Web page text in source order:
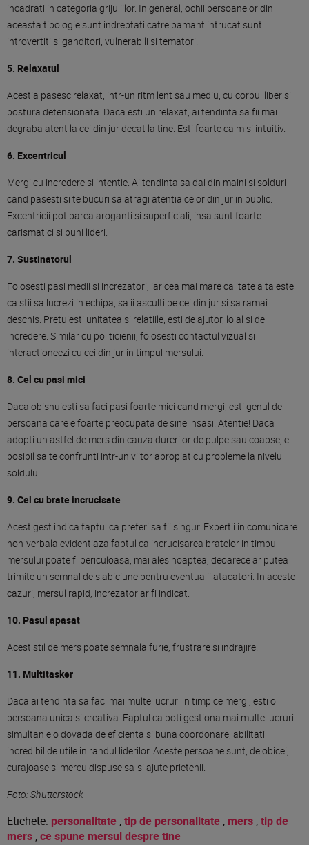
incadrati in categoria grijuliilor. In general, ochii persoanelor din
aceasta tipologie sunt indreptati catre pamant intrucat sunt
introvertiti si ganditori, vulnerabili si tematori.
5. Relaxatul
Acestia pasesc relaxat, intr-un ritm lent sau mediu, cu corpul liber si
postura detensionata. Daca esti un relaxat, ai tendinta sa fii mai
degraba atent la cei din jur decat la tine. Esti foarte calm si intuitiv.
6. Excentricul
Mergi cu incredere si intentie. Ai tendinta sa dai din maini si solduri
cand pasesti si te bucuri sa atragi atentia celor din jur in public.
Excentricii pot parea aroganti si superficiali, insa sunt foarte
carismatici si buni lideri.
7. Sustinatorul
Folosesti pasi medii si increzatori, iar cea mai mare calitate a ta este
ca stii sa lucrezi in echipa, sa ii asculti pe cei din jur si sa ramai
deschis. Pretuiesti unitatea si relatiile, esti de ajutor, loial si de
incredere. Similar cu politicienii, folosesti contactul vizual si
interactioneezi cu cei din jur in timpul mersului.
8. Cel cu pasi mici
Daca obisnuiesti sa faci pasi foarte mici cand mergi, esti genul de
persoana care e foarte preocupata de sine insasi. Atentie! Daca
adopti un astfel de mers din cauza durerilor de pulpe sau coapse, e
posibil sa te confrunti intr-un viitor apropiat cu probleme la nivelul
soldului.
9. Cel cu brate incrucisate
Acest gest indica faptul ca preferi sa fii singur. Expertii in comunicare
non-verbala evidentiaza faptul ca incrucisarea bratelor in timpul
mersului poate fi periculoasa, mai ales noaptea, deoarece ar putea
trimite un semnal de slabiciune pentru eventualii atacatori. In aceste
cazuri, mersul rapid, increzator ar fi indicat.
10. Pasul apasat
Acest stil de mers poate semnala furie, frustrare si indrajire.
11. Multitasker
Daca ai tendinta sa faci mai multe lucruri in timp ce mergi, esti o
persoana unica si creativa. Faptul ca poti gestiona mai multe lucruri
simultan e o dovada de eficienta si buna coordonare, abilitati
incredibil de utile in randul liderilor. Aceste persoane sunt, de obicei,
curajoase si mereu dispuse sa-si ajute prietenii.
Foto: Shutterstock
Etichete: personalitate,tip de personalitate, mers,tip de
mers,ce spune mersul despre tine